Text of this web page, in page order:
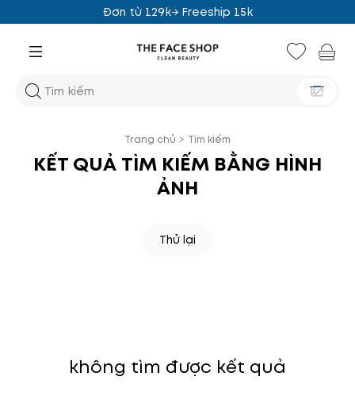
Đơn từ 129k→ Freeship 15k
Trang chủ > Tìm kiếm
KẾT QUẢ TÌM KIẾM BẰNG HÌNH
ẢNH
Thử lại
không tìm được kết quả